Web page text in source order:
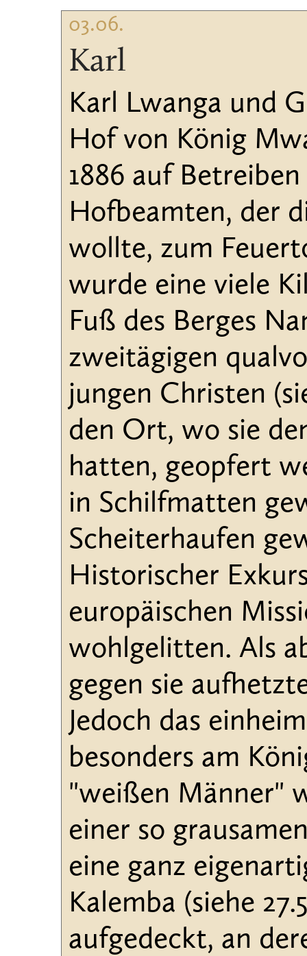
03.06.
Karl
Karl Lwanga und
Hof von König
1886 auf
Hofbeamten, der
wollte, zum
wurde eine viele
Fuß des Berges
zweitägigen
jungen Christen
den Ort, wo sie
hatten, geopfert
in Schilfmatten
Scheiterhaufen
Historischer
europäischen
wohlgelitten. Als
gegen sie
Jedoch das
besonders am
"weißen Männer"
einer so
eine ganz
Kalemba (siehe
aufgedeckt, an